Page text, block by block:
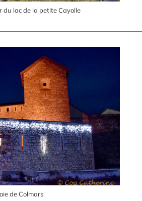
du lac de la petite Cayolle
de Colmars